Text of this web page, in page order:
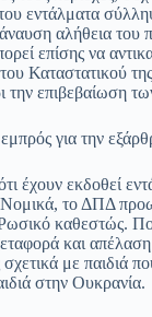
εντάλματα
αλήθεια του
επίσης να
Καταστατικού
επιβεβαίωση
για την
έχουν εκδοθεί
το ΔΠΔ
καθεστώς.
και
με παιδιά
στην Ουκρανία.